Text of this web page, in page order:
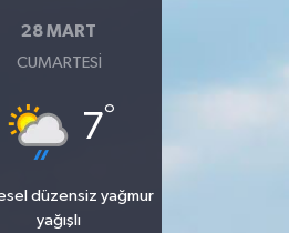
28 MART
CUMARTESI
7°
düzensiz yağmur
yağışlı